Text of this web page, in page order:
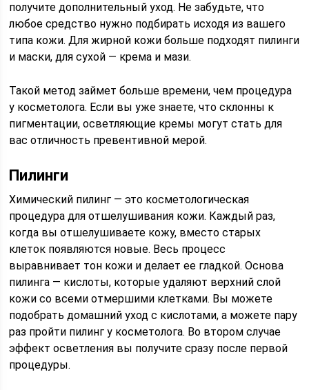
получите дополнительный уход. Не забудьте, что
любое средство нужно подбирать исходя из вашего
типа кожи. Для жирной кожи больше подходят пилинги
и маски, для сухой — крема и мази.
Такой метод займет больше времени, чем процедура
у косметолога. Если вы уже знаете, что склонны к
пигментации, осветляющие кремы могут стать для
вас отличность превентивной мерой.
Пилинги
Химический пилинг — это косметологическая
процедура для отшелушивания кожи. Каждый раз,
когда вы отшелушиваете кожу, вместо старых
клеток появляются новые. Весь процесс
выравнивает тон кожи и делает ее гладкой. Основа
пилинга — кислоты, которые удаляют верхний слой
кожи со всеми отмершими клетками. Вы можете
подобрать домашний уход с кислотами, а можете пару
раз пройти пилинг у косметолога. Во втором случае
эффект осветления вы получите сразу после первой
процедуры.